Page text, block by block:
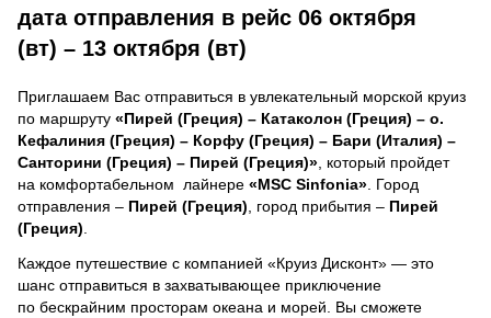
дата отправления в рейс 06 октября
(вт) – 13 октября (вт)
Приглашаем Вас отправиться в увлекательный морской круиз
по маршруту «Пирей (Греция) – Катаколон (Греция) – о.
Кефалиния (Греция) – Корфу (Греция) – Бари (Италия) –
Санторини (Греция) – Пирей (Греция)» , который пройдет
на комфортабельном лайнере «MSC Sinfonia» . Город
отправления – Пирей (Греция) , город прибытия – Пирей
(Греция)
Каждое путешествие с компанией «Круиз Дисконт» — это
шанс отправиться в захватывающее приключение
по бескрайним просторам океана и морей. Вы сможете